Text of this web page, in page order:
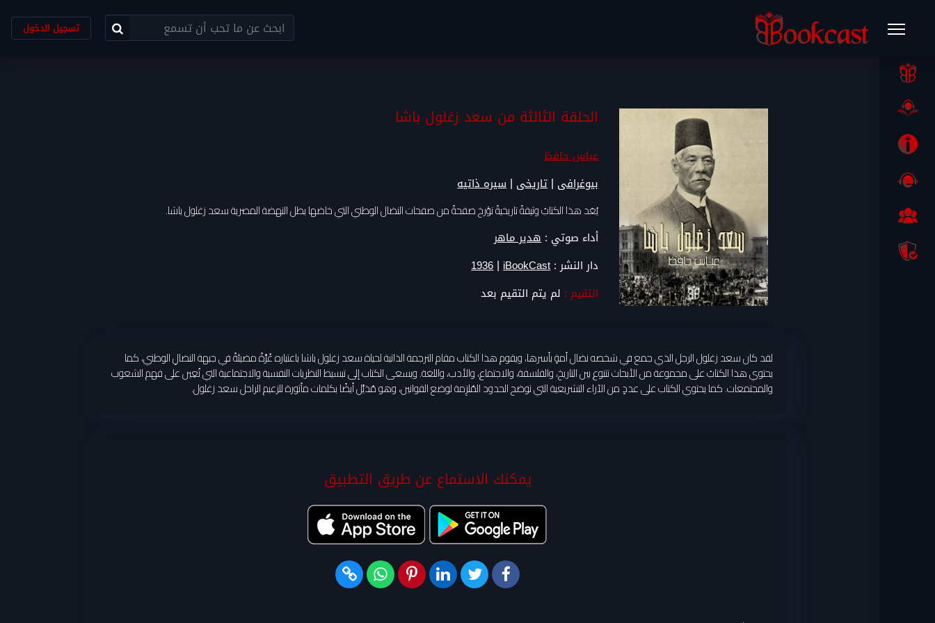
تسجيل الدخول
الحلقة الثالثة من سعد زغلول باشا
عباس حافظ
بيوغرافى |تاريخى |سيره ذاتيه
يُعَد هذا الكتابُ وثيقةً تاريخيةً تؤرخ صفحةً من صفحات النضال الوطني التي خاضها بطل النهضة المصرية سعد زغلول باشا.
أداء صوتي :هدير ماهر
دار النشر :iBookCast
|
1936
التقيم : لم يتم التقيم بعد
لقد كان سعد زغلول الرجل الذي جمع في شخصه نضال أمةٍ بأسرها، ويقوم هذا الكتاب مقام الترجمة الذاتية لحياة سعد زغلول باشا باعتباره غُرَّةً مضيئةً في جبهة النضالِ الوطني، كما
يحتوي هذا الكتابُ على مجموعة من الأبحاث تتنوع بين التاريخ، والفلسفة، والاجتماع، والأدب، واللغة. ويسعى الكتاب إلى تبسيط النظريات النفسية والاجتماعية التي تُعِين على فهم الشعوب
والمجتمعات. كما يحتوي الكتاب على عددٍ من الآراء التشريعية التي توضح الحدود المُلزِمة لوضع القوانين، وهو مُذيَّل أيضًا بكلمات مأثورة للزعيم الراحل سعد زغلول.
يمكنك الاستماع عن طريق التطبيق